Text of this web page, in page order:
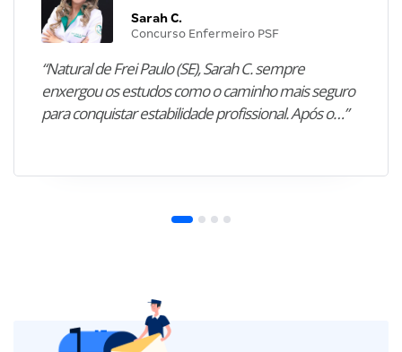
Sarah C.
Concurso Enfermeiro PSF
“Natural de Frei Paulo (SE), Sarah C. sempre
enxergou os estudos como o caminho mais seguro
para conquistar estabilidade profissional. Após o…”